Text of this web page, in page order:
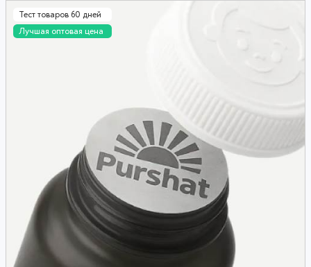
Тест товаров 60 дней
Лучшая оптовая цена